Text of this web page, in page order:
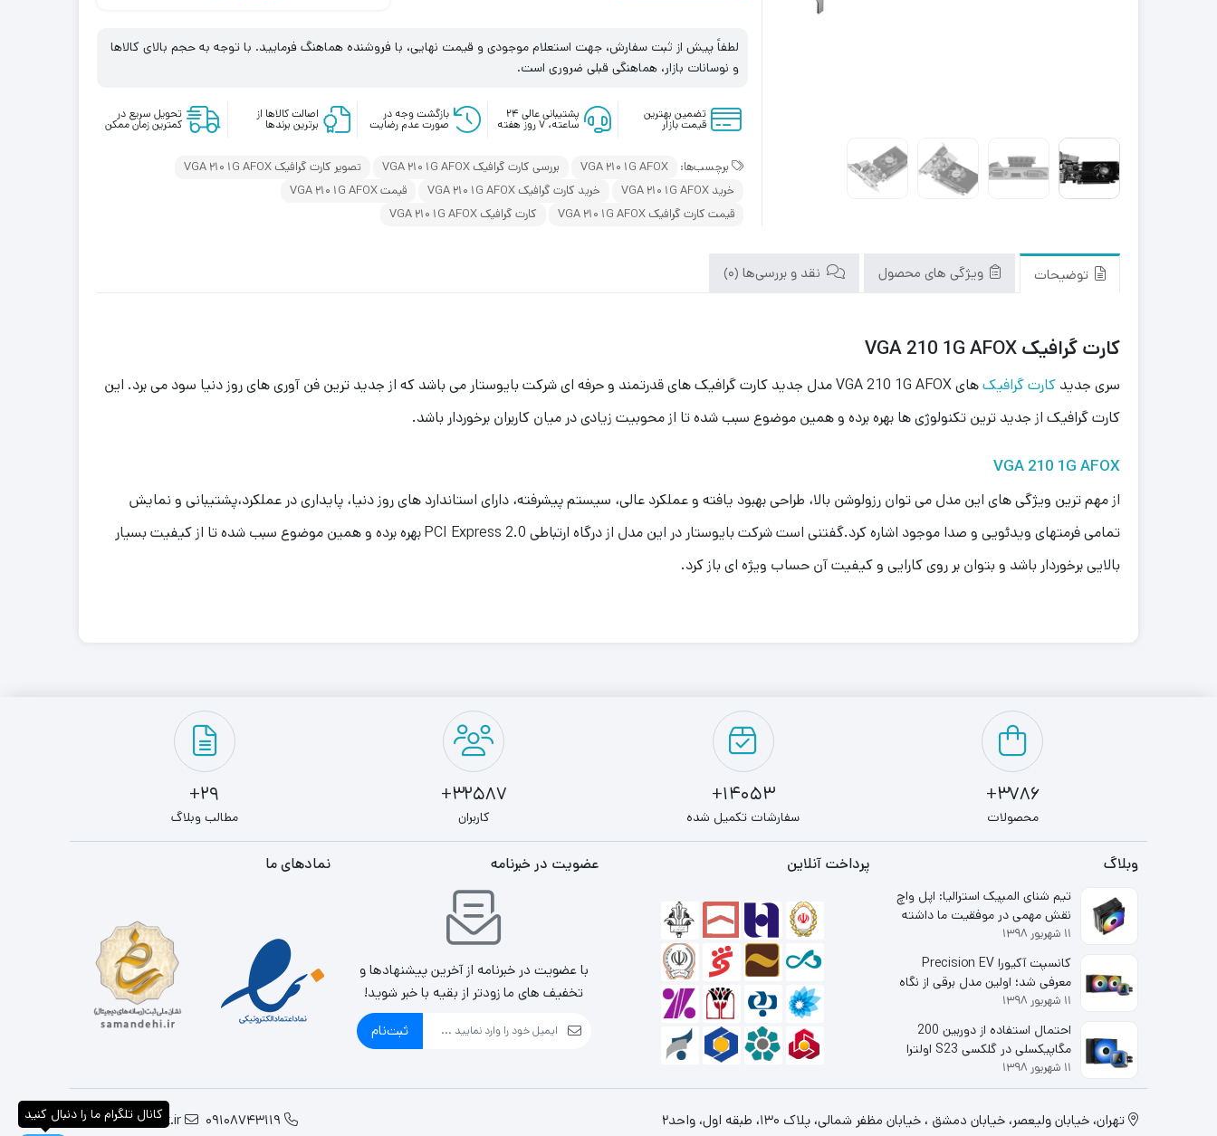
لطفاً پیش از ثبت سفارش، جهت استعلام موجودی و قیمت نهایی، با فروشنده هماهنگ فرمایید. با توجه به حجم بالای کالاها
و نوسانات بازار، هماهنگی قبلی ضروری است.
تضمین بهترین
قیمت بازار
پشتیبانی عالی ۲۴
ساعته، ۷ روز هفته
بازگشت وجه در
صورت عدم رضایت
اصالت کالاها از
برترین برندها
تحویل سریع در
کمترین زمان ممکن
برچسب‌ها: VGA 210 1G AFOX بررسی کارت گرافیک VGA 210 1G AFOX
تصویر کارت گرافیک VGA 210 1G AFOX
خرید VGA 210 1G AFOX
خرید کارت گرافیک VGA 210 1G AFOX
قیمت VGA 210 1G AFOX
قیمت کارت گرافیک VGA 210 1G AFOX
کارت گرافیک VGA 210 1G AFOX
توضیحات ویژگی های محصول نقد و بررسی‌ها (0)
کارت گرافیک VGA 210 1G AFOX
سری جدید کارت گرافیک
های VGA 210 1G AFOX مدل جدید کارت گرافیک های قدرتمند و حرفه ای شرکت بایوستار می باشد که از جدید ترین فن آوری های روز دنیا سود می برد. این
کارت گرافیک از جدید ترین تکنولوژی ها بهره برده و همین موضوع سبب شده تا از محوبیت زیادی در میان کاربران برخوردار باشد.
VGA 210 1G AFOX
از مهم ترین ویژگی های این مدل می توان رزولوشن بالا، طراحی بهبود یافته و عملکرد عالی، سیستم پیشرفته، دارای استاندارد های روز دنیا، پایداری در عملکرد،پشتیبانی و نمایش
تمامی فرمتهای ویدئویی و صدا موجود اشاره کرد.گفتنی است شرکت بایوستار در این مدل از درگاه ارتباطی PCI Express 2.0 بهره برده و همین موضوع سبب شده تا از کیفیت بسیار
بالایی برخوردار باشد و بتوان بر روی کارایی و کیفیت آن حساب ویژه ای باز کرد.
3786+
محصولات
14053+
سفارشات تکمیل شده
32587+
کاربران
29+
مطالب وبلاگ
وبلاگ
تیم شنای المپیک استرالیا: اپل واچ
نقش مهمی در موفقیت ما داشته
است
۱۱ شهریور ۱۳۹۸
کانسپت آکیورا Precision EV
معرفی شد؛ اولین مدل برقی از نگاه
شاخه لوکس هوندا
۱۱ شهریور ۱۳۹۸
احتمال استفاده از دوربین 200
مگاپیکسلی در گلکسی S23 اولترا
قوت گرفت
۱۱ شهریور ۱۳۹۸
پرداخت آنلاین عضویت در خبرنامه
با عضویت در خبرنامه از آخرین پیشنهادها و
تخفیف های ما زودتر از بقیه با خبر شوید!
ثبت‌نام
نمادهای ما
تهران، خيابان وليعصر، خیابان دمشق ، خیابان مظفر شمالی، پلاک 130، طبقه اول، واحد2 09108743119
info@parslandit.ir
کانال تلگرام ما را دنبال کنید